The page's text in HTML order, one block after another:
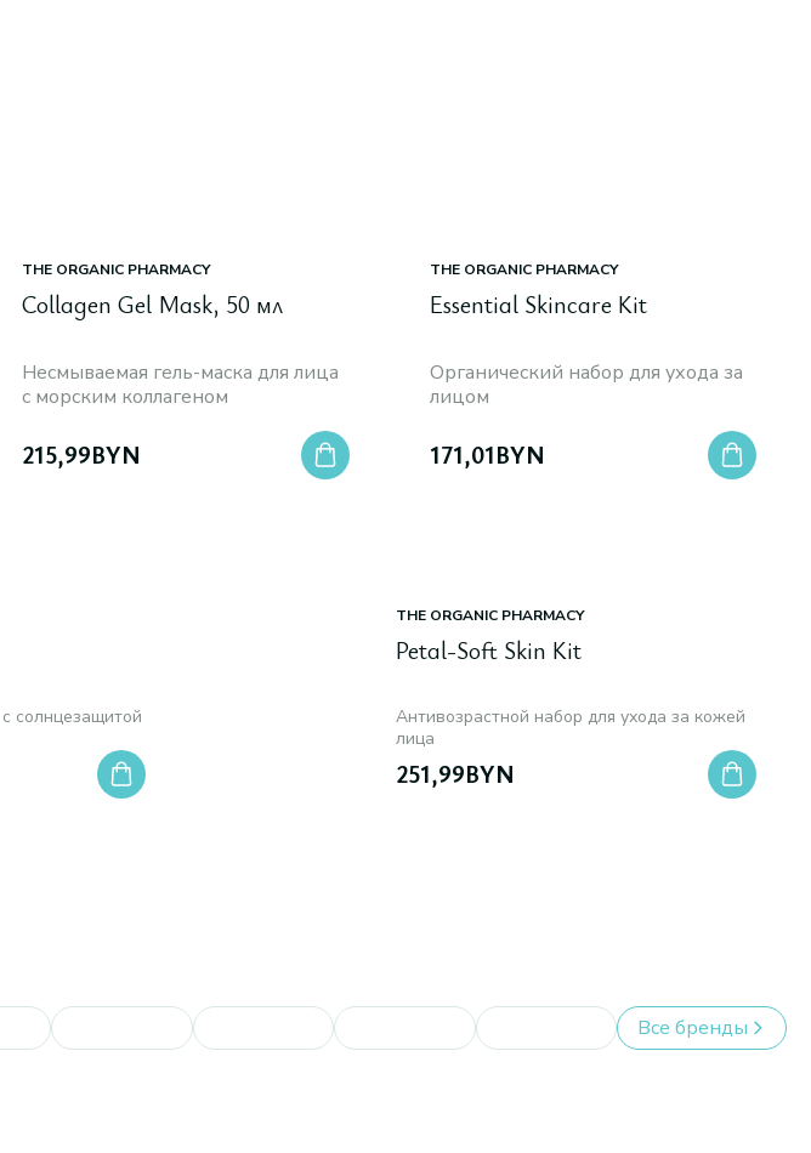
THE ORGANIC PHARMACY
Collagen Gel Mask, 50 мл
Несмываемая гель-маска для лица
с морским коллагеном
215,99BYN
THE ORGANIC PHARMACY
Essential Skincare Kit
Органический набор для ухода за
лицом
171,01BYN
солнцезащитой
THE ORGANIC PHARMACY
Petal-Soft Skin Kit
Антивозрастной набор для ухода за кожей
лица
251,99BYN
Все бренды